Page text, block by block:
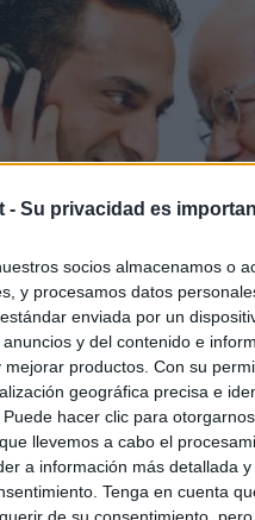
- Su privacidad es
socios almacenamos o
y procesamos datos
enviada por un
y del contenido e
mejorar productos. Con su
geográfica precisa e
hacer clic para
llevemos a cabo el
a información más detallada
Tenga en cuenta
de su consentimiento,